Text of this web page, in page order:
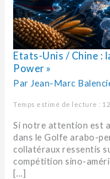
Etats-Unis / Chine :
Power »
Par Jean-Marc
Temps estimé de lecture :
Si notre attention est
dans le Golfe arabo-
collatéraux ressentis
compétition sino-
[…]